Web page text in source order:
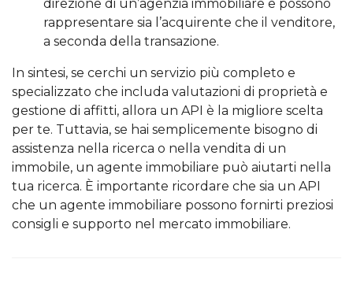
direzione di un’agenzia immobiliare e possono
rappresentare sia l’acquirente che il venditore,
a seconda della transazione.
In sintesi, se cerchi un servizio più completo e
specializzato che includa valutazioni di proprietà e
gestione di affitti, allora un API è la migliore scelta
per te. Tuttavia, se hai semplicemente bisogno di
assistenza nella ricerca o nella vendita di un
immobile, un agente immobiliare può aiutarti nella
tua ricerca. È importante ricordare che sia un API
che un agente immobiliare possono fornirti preziosi
consigli e supporto nel mercato immobiliare.